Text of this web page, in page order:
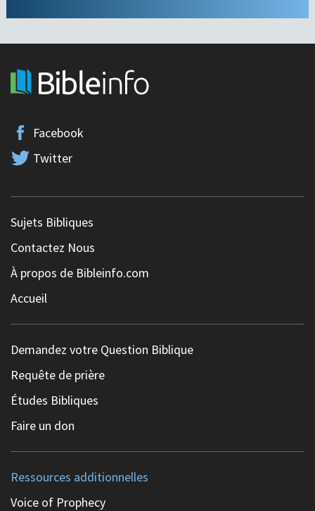
Facebook
Twitter
Sujets Bibliques
Contactez Nous
À propos de Bibleinfo.com
Accueil
Demandez votre Question Biblique
Requête de prière
Études Bibliques
Faire un don
Ressources additionnelles
Voice of Prophecy